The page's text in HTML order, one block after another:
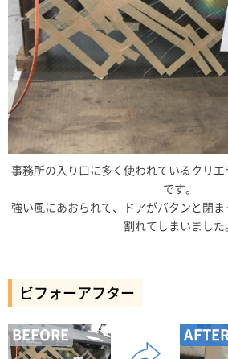
事務所の入り口に多く使われているクリ
です。
強い風にあおられて、ドアがバタンと閉
割れてしまいました
ビフォーアフター
BEFORE